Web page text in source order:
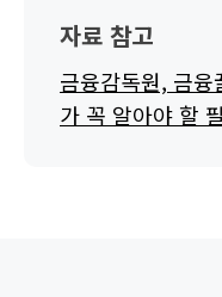
자료 참고
금융감독원, 금융
가 꼭 알아야 할